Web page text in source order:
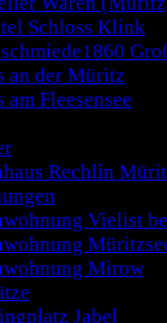
Schloss Klink
an der Müritz
am Fleesensee
Rechlin
Vielist
Mirow
Jabel